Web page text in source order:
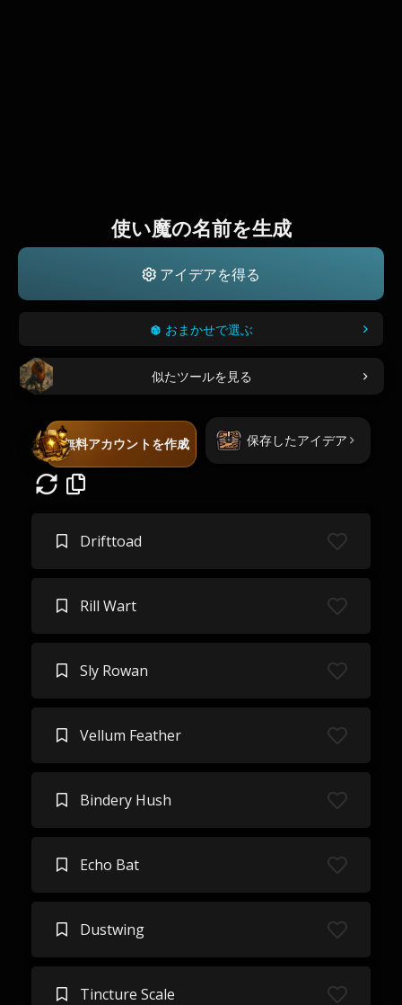
使い魔の名前を生成
アイデアを得る
おまかせで選ぶ
似たツールを見る
無料アカウントを作成 保存したアイデア
Drifttoad
Rill Wart
Sly Rowan
Vellum Feather
Bindery Hush
Echo Bat
Dustwing
Tincture Scale